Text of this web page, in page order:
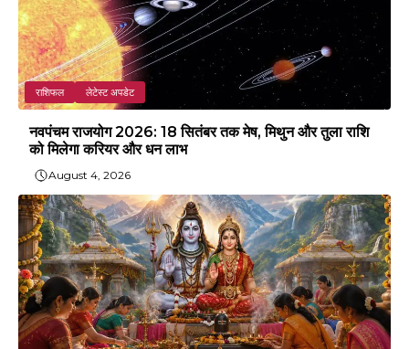
राशिफल लेटेस्ट अपडेट
नवपंचम राजयोग 2026: 18 सितंबर तक मेष, मिथुन और तुला राशि
को मिलेगा करियर और धन लाभ
August 4, 2026